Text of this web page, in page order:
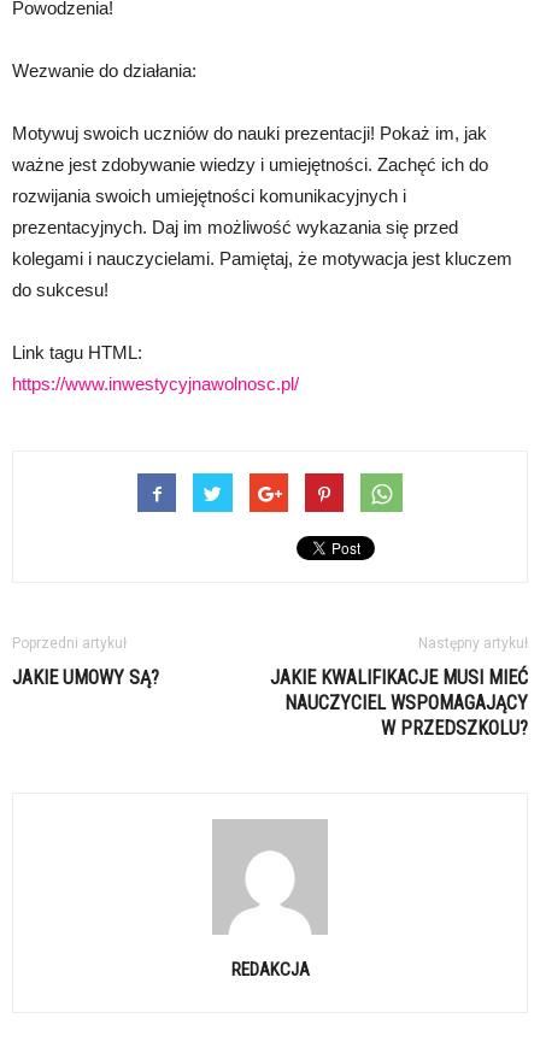
Powodzenia!
Wezwanie do działania:
Motywuj swoich uczniów do nauki prezentacji! Pokaż im, jak
ważne jest zdobywanie wiedzy i umiejętności. Zachęć ich do
rozwijania swoich umiejętności komunikacyjnych i
prezentacyjnych. Daj im możliwość wykazania się przed
kolegami i nauczycielami. Pamiętaj, że motywacja jest kluczem
do sukcesu!
Link tagu HTML:
https://www.inwestycyjnawolnosc.pl/
Poprzedni artykuł
JAKIE UMOWY SĄ?
Następny artykuł
JAKIE KWALIFIKACJE MUSI MIEĆ
NAUCZYCIEL WSPOMAGAJĄCY
W PRZEDSZKOLU?
REDAKCJA